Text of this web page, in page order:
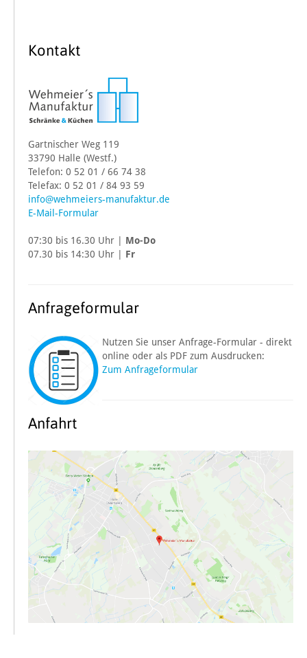
Kontakt
Gartnischer Weg 119
33790 Halle (Westf.)
Telefon: 0 52 01 / 66 74 38
Telefax: 0 52 01 / 84 93 59
info@wehmeiers-manufaktur.de
E-Mail-Formular
07:30 bis 16.30 Uhr | Mo-Do
07.30 bis 14:30 Uhr | Fr
Anfrageformular
Nutzen Sie unser Anfrage-Formular - direkt
online oder als PDF zum Ausdrucken:
Zum Anfrageformular
Anfahrt